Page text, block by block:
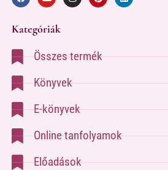
Kategóriák
Összes termék
Könyvek
E-könyvek
Online tanfolyamok
Előadások